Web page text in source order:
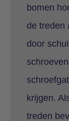
bomen
de treden
door
krijgen.
treden